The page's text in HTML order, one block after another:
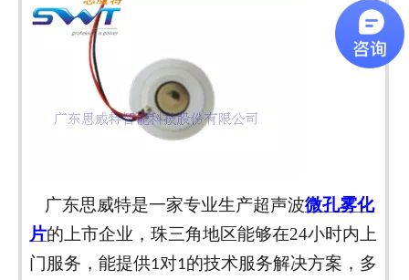
广东思威特是一家专业生产超声波微孔雾化
片的上市企业，珠三角地区能够在24小时内上
门服务，能提供1对1的技术服务解决方案，多